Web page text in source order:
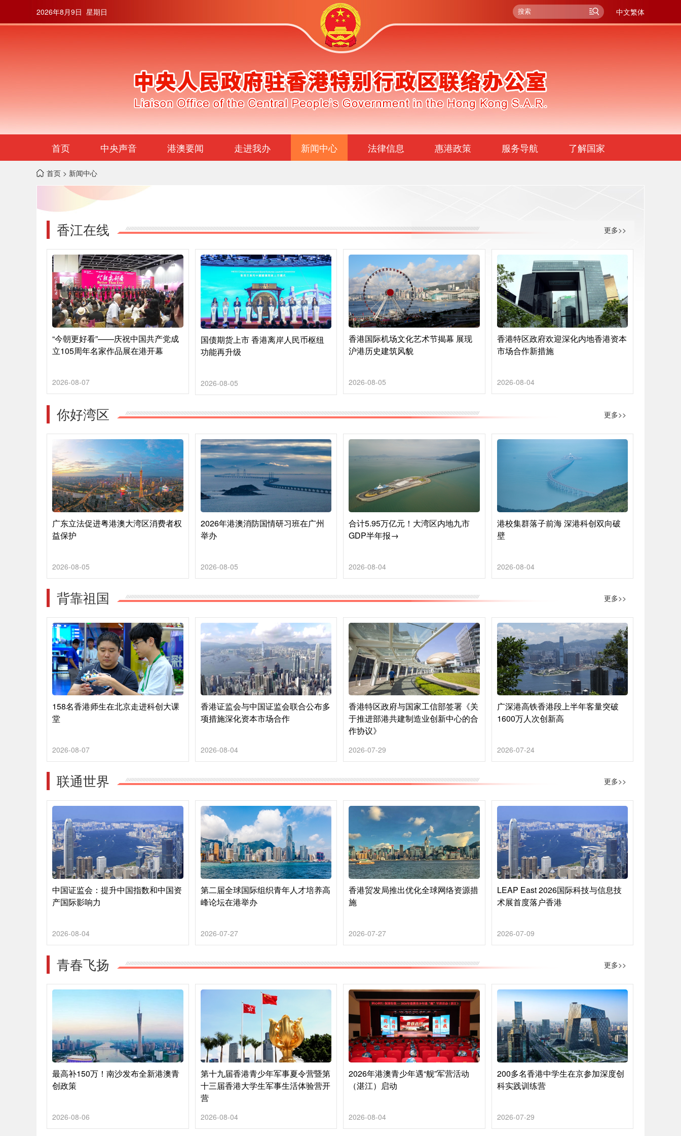
2026年8月9日 星期日 中文繁体
首页 中央声音 港澳要闻 走进我办 新闻中心 法律信息 惠港政策 服务导航 了解国家
首页 > 新闻中心
香江在线 更多>>
“今朝更好看”——庆祝中国共产党成
立105周年名家作品展在港开幕
2026-08-07
国债期货上市 香港离岸人民币枢纽
功能再升级
2026-08-05
香港国际机场文化艺术节揭幕 展现
沪港历史建筑风貌
2026-08-05
香港特区政府欢迎深化内地香港资本
市场合作新措施
2026-08-04
你好湾区 更多>>
广东立法促进粤港澳大湾区消费者权
益保护
2026-08-05
2026年港澳消防国情研习班在广州
举办
2026-08-05
合计5.95万亿元！大湾区内地九市
GDP半年报→
2026-08-04
港校集群落子前海 深港科创双向破
壁
2026-08-04
背靠祖国 更多>>
158名香港师生在北京走进科创大课
堂
2026-08-07
香港证监会与中国证监会联合公布多
项措施深化资本市场合作
2026-08-04
香港特区政府与国家工信部签署《关
于推进部港共建制造业创新中心的合
作协议》
2026-07-29
广深港高铁香港段上半年客量突破
1600万人次创新高
2026-07-24
联通世界 更多>>
中国证监会：提升中国指数和中国资
产国际影响力
2026-08-04
第二届全球国际组织青年人才培养高
峰论坛在港举办
2026-07-27
香港贸发局推出优化全球网络资源措
施
2026-07-27
LEAP East 2026国际科技与信息技
术展首度落户香港
2026-07-09
青春飞扬 更多>>
最高补150万！南沙发布全新港澳青
创政策
2026-08-06
第十九届香港青少年军事夏令营暨第
十三届香港大学生军事生活体验营开
营
2026-08-04
2026年港澳青少年遇“舰”军营活动
（湛江）启动
2026-08-04
200多名香港中学生在京参加深度创
科实践训练营
2026-07-29